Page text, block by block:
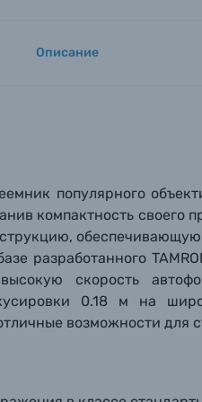
Описание
популярного
компактность своего
разработанного
скорость
0.18 м на
возможности для